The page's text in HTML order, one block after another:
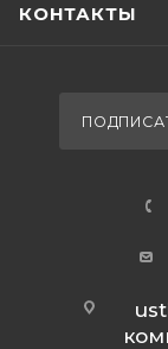
КОНТАКТЫ